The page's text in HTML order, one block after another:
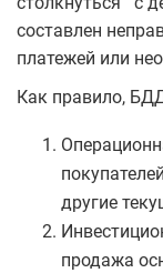
составлен
платежей или
Как правило,
другие
продажа